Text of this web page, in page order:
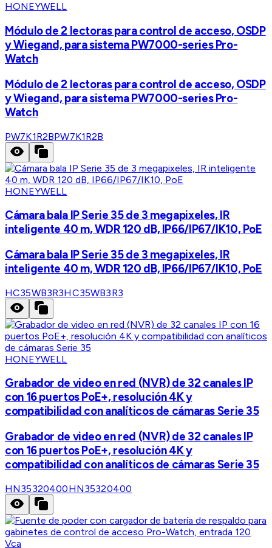
HONEYWELL
Módulo de 2 lectoras para control de acceso, OSDP
y Wiegand, para sistema PW7000-series Pro-
Watch
Módulo de 2 lectoras para control de acceso, OSDP
y Wiegand, para sistema PW7000-series Pro-
Watch
PW7K1R2BPW7K1R2B
HONEYWELL
Cámara bala IP Serie 35 de 3 megapixeles, IR
inteligente 40 m, WDR 120 dB, IP66/IP67/IK10, PoE
Cámara bala IP Serie 35 de 3 megapixeles, IR
inteligente 40 m, WDR 120 dB, IP66/IP67/IK10, PoE
HC35WB3R3HC35WB3R3
HONEYWELL
Grabador de video en red (NVR) de 32 canales IP
con 16 puertos PoE+, resolución 4K y
compatibilidad con analíticos de cámaras Serie 35
Grabador de video en red (NVR) de 32 canales IP
con 16 puertos PoE+, resolución 4K y
compatibilidad con analíticos de cámaras Serie 35
HN35320400HN35320400